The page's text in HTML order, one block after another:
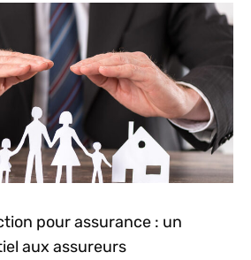
pour assurance : un
aux assureurs